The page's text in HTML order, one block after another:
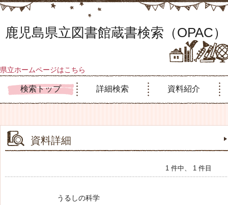
鹿児島県立図書館蔵書検索（OPAC）
県立ホームページはこちら
検索トップ 詳細検索 資料紹介
資料詳細
1 件中、 1 件目
うるしの科学